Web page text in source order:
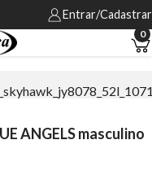
Entrar/Cadastrar
0
ANGELS masculino